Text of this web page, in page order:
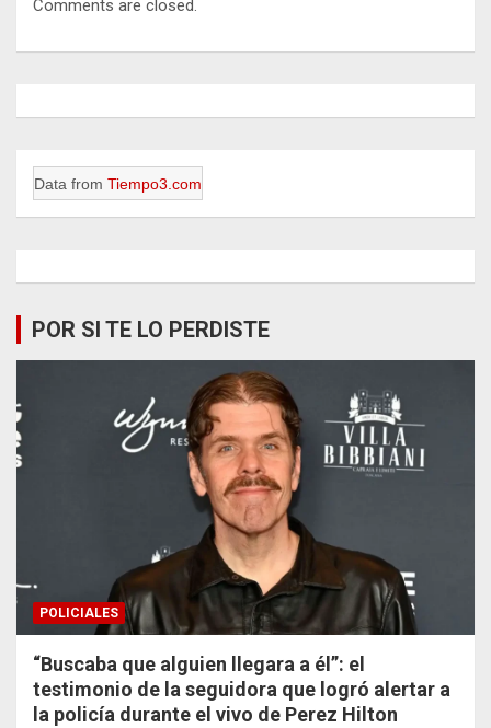
Comments are closed.
Data from Tiempo3.com
POR SI TE LO PERDISTE
POLICIALES
“Buscaba que alguien llegara a él”: el
testimonio de la seguidora que logró alertar a
la policía durante el vivo de Perez Hilton